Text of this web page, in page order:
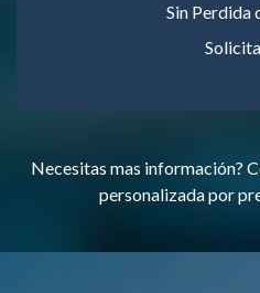
Sin Perdida
Necesitas mas información?
personalizada por